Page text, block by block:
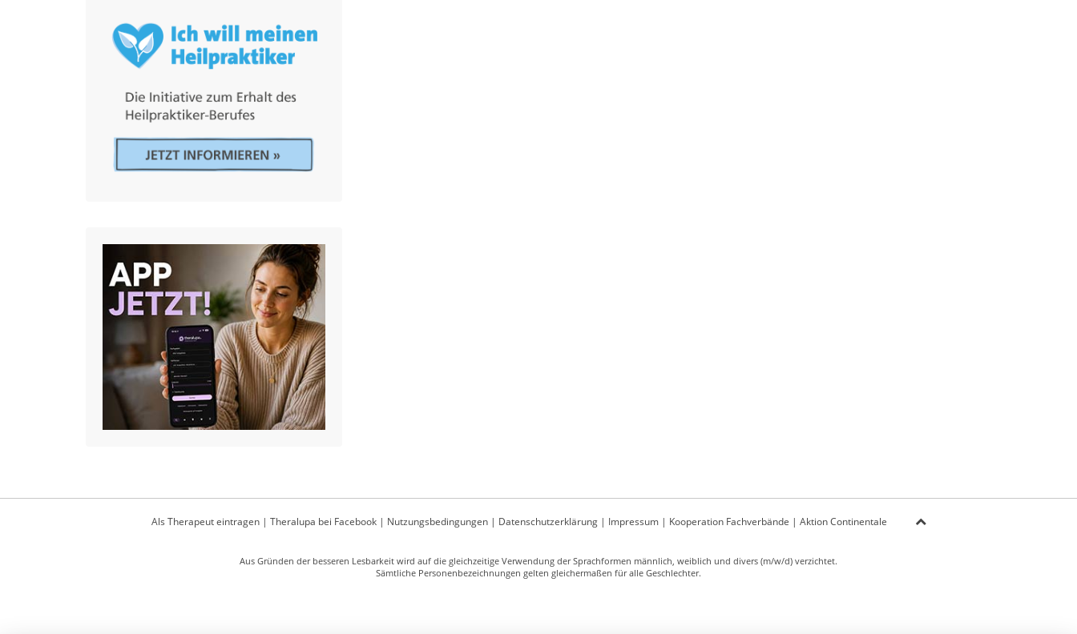
Als Therapeut eintragen| Theralupa bei Facebook| Nutzungsbedingungen| Datenschutzerklärung| Impressum| Kooperation Fachverbände | Aktion Continentale
Aus Gründen der besseren Lesbarkeit wird auf die gleichzeitige Verwendung der Sprachformen männlich, weiblich und divers (m/w/d) verzichtet.
Sämtliche Personenbezeichnungen gelten gleichermaßen für alle Geschlechter.